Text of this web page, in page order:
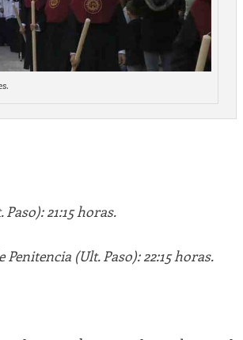
21:15 horas.
(Ult. Paso): 22:15 horas.